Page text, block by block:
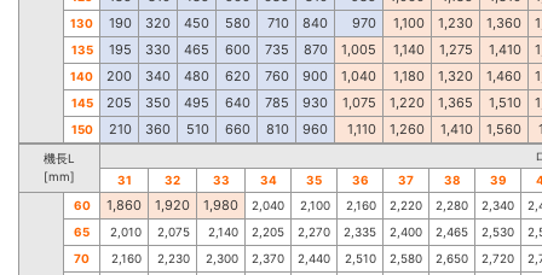
130 190 320 450 580 710 840 970 1,100 1,230 1,360
135 195 330 465 600 735 870 1,005 1,140 1,275 1,410
140 200 340 480 620 760 900 1,040 1,180 1,320 1,460
145 205 350 495 640 785 930 1,075 1,220 1,365 1,510
150 210 360 510 660 810 960 1,110 1,260 1,410 1,560
機長L
[mm]
31
32 33 34 35 36 37 38 39
60 1,860 1,920 1,980 2,040 2,100 2,160 2,220 2,280 2,340
65
2,010 2,075 2,140 2,205 2,270 2,335 2,400 2,465 2,530
70
2,160 2,230 2,300 2,370 2,440 2,510 2,580 2,650 2,720